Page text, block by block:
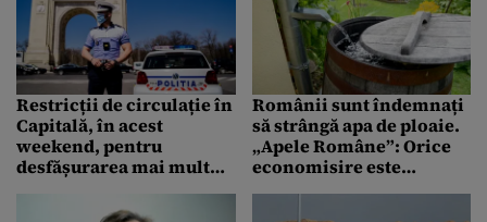
Restricții de circulație în
Capitală, în acest
weekend, pentru
desfășurarea mai multor
evenimente. Care sunt
zonele afectate
Românii sunt îndemnați
să strângă apa de ploaie.
„Apele Române”: Orice
economisire este
importantă